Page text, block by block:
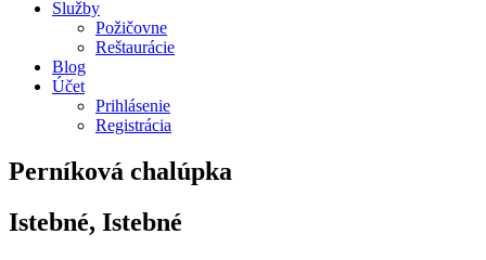
Služby
Požičovne
Reštaurácie
Blog
Účet
Prihlásenie
Registrácia
Perníková chalúpka
Istebné, Istebné